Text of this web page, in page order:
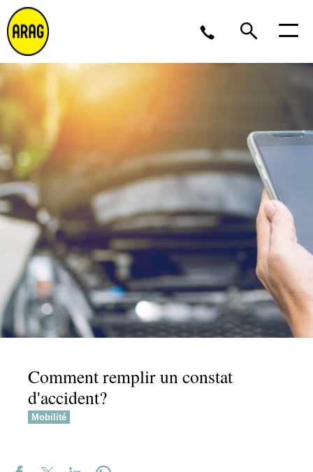
Lu/Je 9 – 17, Ve 9 -16
Comment remplir un constat
d'accident?
Mobilité